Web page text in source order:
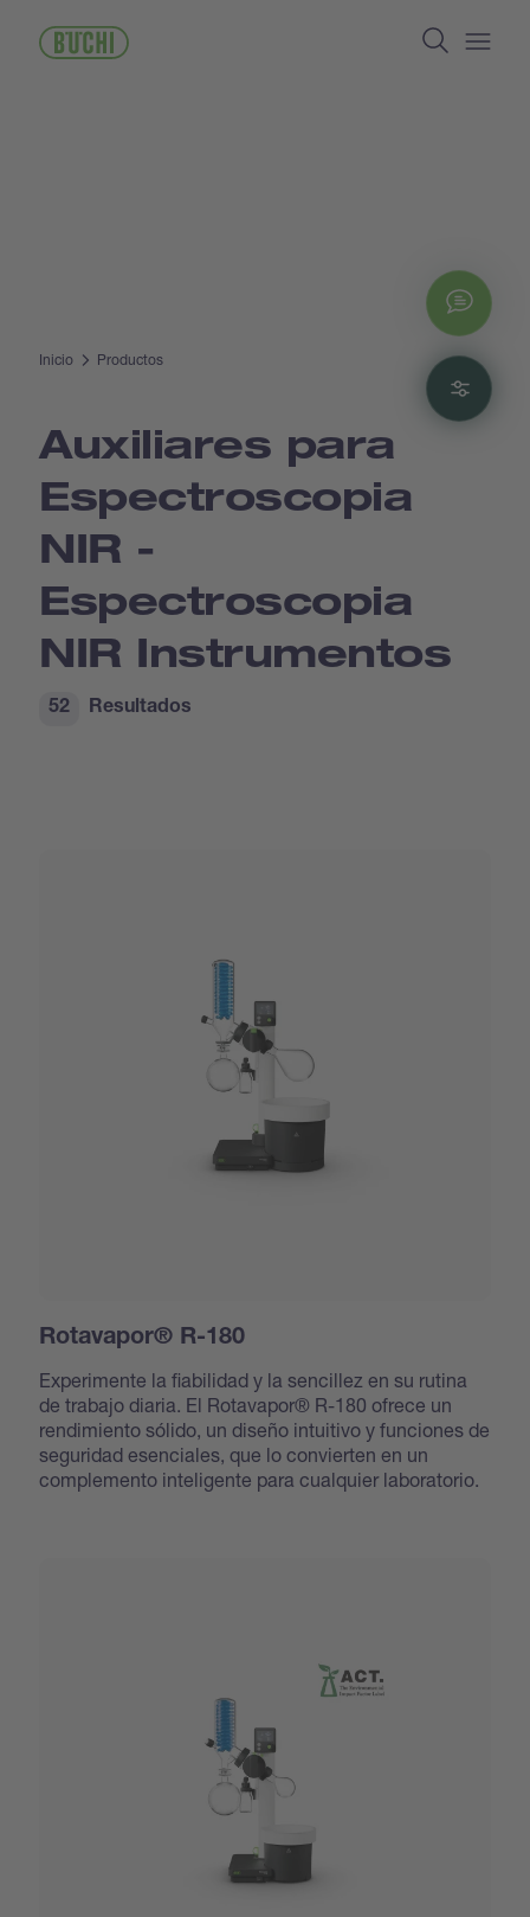
contenido
Search
Inicio Productos
Auxiliares para
Espectroscopia
NIR -
Espectroscopia
NIR Instrumentos
Resultados
52
Rotavapor® R-180
Experimente la fiabilidad y la sencillez en su rutina
de trabajo diaria. El Rotavapor® R-180 ofrece un
rendimiento sólido, un diseño intuitivo y funciones de
seguridad esenciales, que lo convierten en un
complemento inteligente para cualquier laboratorio.